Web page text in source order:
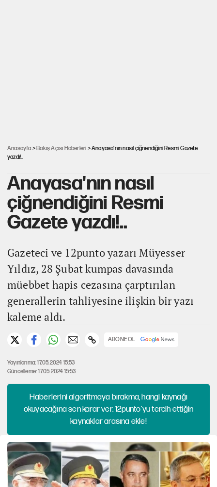
Anasayfa >Bakış Açısı Haberleri > Anayasa'nın nasıl çiğnendiğini Resmi Gazete
yazdı!..
Anayasa'nın nasıl
çiğnendiğini Resmi
Gazete yazdı!..
Gazeteci ve 12punto yazarı Müyesser
Yıldız, 28 Şubat kumpas davasında
müebbet hapis cezasına çarptırılan
generallerin tahliyesine ilişkin bir yazı
kaleme aldı.
ABONE OL
Yayınlanma: 17.05.2024 15:53
Güncelleme: 17.05.2024 15:53
Haberlerini algoritmaya bırakma, hangi kaynağı
okuyacağına sen karar ver. 12punto'yu tercih ettiğin
kaynaklar arasına ekle!